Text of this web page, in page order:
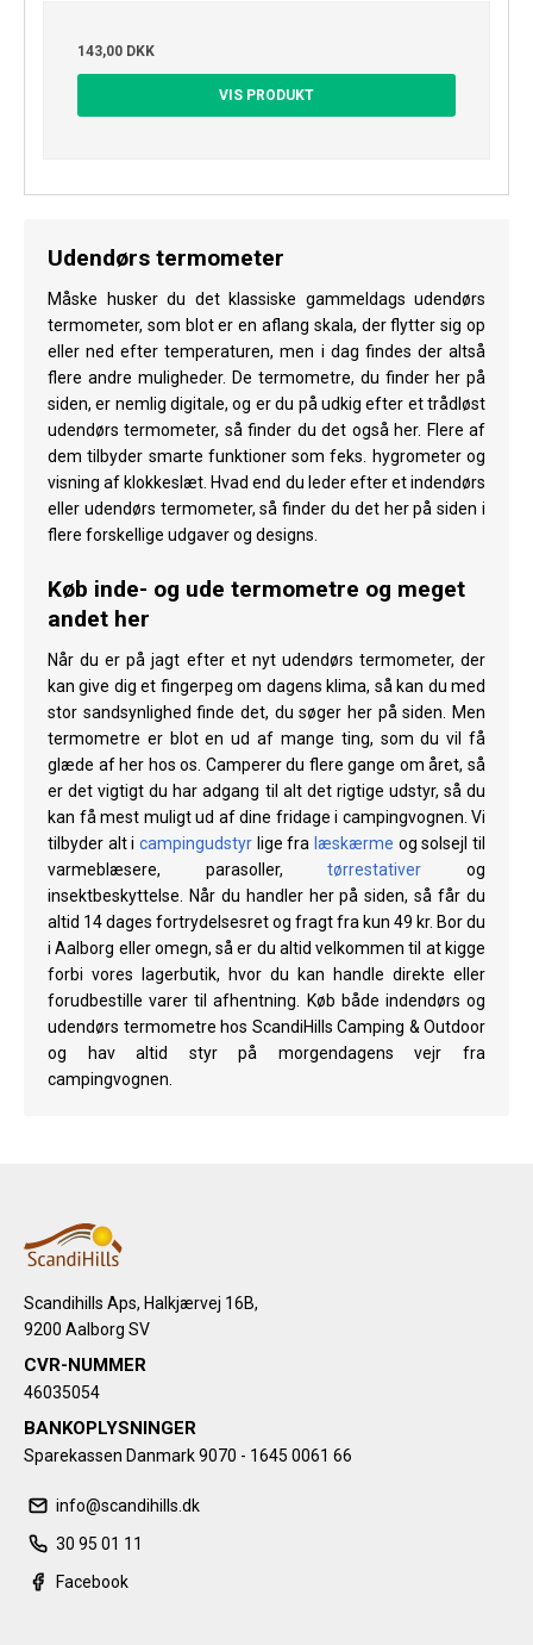
143,00 DKK
VIS PRODUKT
Udendørs termometer
Måske husker du det klassiske gammeldags udendørs
termometer, som blot er en aflang skala, der flytter sig op
eller ned efter temperaturen, men i dag findes der altså
flere andre muligheder. De termometre, du finder her på
siden, er nemlig digitale, og er du på udkig efter et trådløst
udendørs termometer, så finder du det også her. Flere af
dem tilbyder smarte funktioner som feks. hygrometer og
visning af klokkeslæt. Hvad end du leder efter et indendørs
eller udendørs termometer, så finder du det her på siden i
flere forskellige udgaver og designs.
Køb inde- og ude termometre og meget
andet her
Når du er på jagt efter et nyt udendørs termometer, der
kan give dig et fingerpeg om dagens klima, så kan du med
stor sandsynlighed finde det, du søger her på siden. Men
termometre er blot en ud af mange ting, som du vil få
glæde af her hos os. Camperer du flere gange om året, så
er det vigtigt du har adgang til alt det rigtige udstyr, så du
kan få mest muligt ud af dine fridage i campingvognen. Vi
tilbyder alt i campingudstyr lige fra læskærme og solsejl til
varmeblæsere, parasoller,tørrestativer og
insektbeskyttelse. Når du handler her på siden, så får du
altid 14 dages fortrydelsesret og fragt fra kun 49 kr. Bor du
i Aalborg eller omegn, så er du altid velkommen til at kigge
forbi vores lagerbutik, hvor du kan handle direkte eller
forudbestille varer til afhentning. Køb både indendørs og
udendørs termometre hos ScandiHills Camping & Outdoor
og hav altid styr på morgendagens vejr fra
campingvognen.
Scandihills Aps, Halkjærvej 16B,
9200 Aalborg SV
CVR-NUMMER
46035054
BANKOPLYSNINGER
Sparekassen Danmark 9070 - 1645 0061 66
info@scandihills.dk
30 95 01 11
Facebook